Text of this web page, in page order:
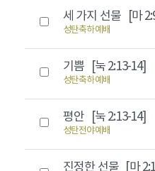
세 가지 선물 [마
성탄축하예배
기쁨 [눅 2:13-14]
성탄축하예배
평안 [눅 2:13-14]
성탄전야예배
진정한 선물 [마